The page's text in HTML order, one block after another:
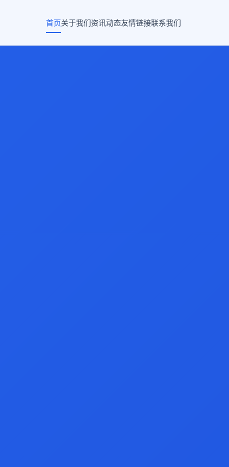
首页关于我们资讯动态友情链接联系我们